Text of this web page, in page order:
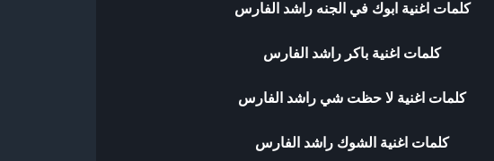
كلمات اغنية ابوك في الجنه راشد الفارس
كلمات اغنية باكر راشد الفارس
كلمات اغنية لا حظت شي راشد الفارس
كلمات اغنية الشوك راشد الفارس